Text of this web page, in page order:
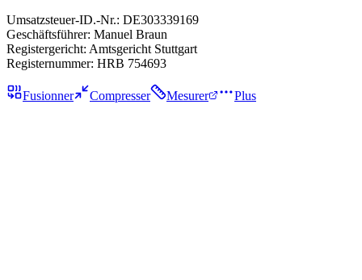
Umsatzsteuer-ID.-Nr.: DE303339169
Geschäftsführer: Manuel Braun
Registergericht: Amtsgericht Stuttgart
Registernummer: HRB 754693
Fusionner Compresser Mesurer Plus